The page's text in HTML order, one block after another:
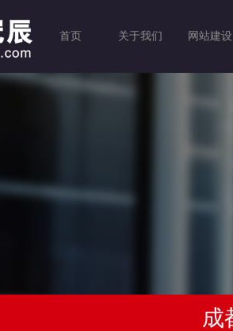
首页 关于我们 网站建设
成